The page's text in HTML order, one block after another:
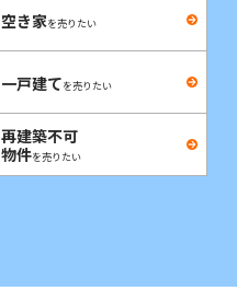
空き家を売りたい
一戸建てを売りたい
再建築不可
物件を売りたい